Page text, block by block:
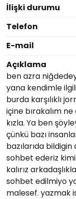
İlişki durumu
Telefon
E-mail
Açıklama
ben azra
yana kendimle
burda karşılıklı
içine bırakalım
kızla. Ya ben
çünkü bazı
bazılarıda
sohbet ederiz
kalırız
sohbet edilmiyo
malesef. yazmak